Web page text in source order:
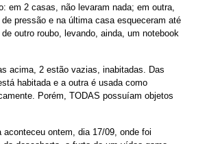
em 2 casas, não levaram nada; em outra,
de pressão e na última casa esqueceram até
outro roubo, levando, ainda, um notebook
acima, 2 estão vazias, inabitadas. Das
habitada e a outra é usada como
Porém, TODAS possuíam objetos
aconteceu ontem, dia 17/09, onde foi